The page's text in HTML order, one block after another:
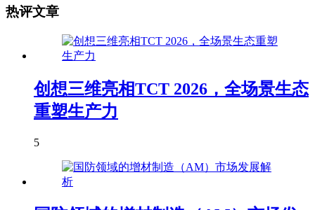
热评文章
创想三维亮相TCT 2026，全场景生态
重塑生产力
5